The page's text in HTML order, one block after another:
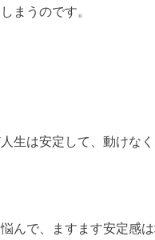
まうのです。
生は安定して、動けなく
んで、ますます安定感は